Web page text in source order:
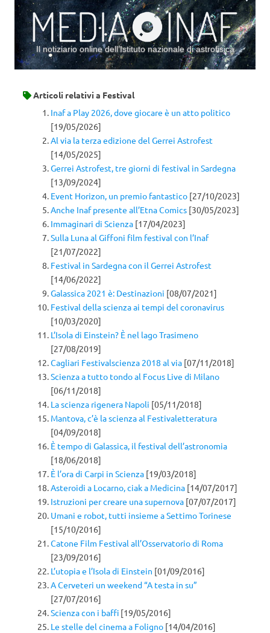
Il notiziario online dell’Istituto nazionale di astrofisica
Articoli relativi a Festival
Inaf a Play 2026, dove giocare è un atto politico
[19/05/2026]
Al via la terza edizione del Gerrei Astrofest
[14/05/2025]
Gerrei Astrofest, tre giorni di festival in Sardegna
[13/09/2024]
Event Horizon, un premio fantastico [27/10/2023]
Anche Inaf presente all’Etna Comics [30/05/2023]
Immaginari di Scienza [17/04/2023]
Sulla Luna al Giffoni film festival con l’Inaf
[21/07/2022]
Festival in Sardegna con il Gerrei Astrofest
[14/06/2022]
Galassica 2021 è: Destinazioni [08/07/2021]
Festival della scienza ai tempi del coronavirus
[10/03/2020]
L’Isola di Einstein? È nel lago Trasimeno
[27/08/2019]
Cagliari Festivalscienza 2018 al via [07/11/2018]
Scienza a tutto tondo al Focus Live di Milano
[06/11/2018]
La scienza rigenera Napoli [05/11/2018]
Mantova, c’è la scienza al Festivaletteratura
[04/09/2018]
È tempo di Galassica, il festival dell’astronomia
[18/06/2018]
È l’ora di Carpi in Scienza [19/03/2018]
Asteroidi a Locarno, ciak a Medicina [14/07/2017]
Istruzioni per creare una supernova [07/07/2017]
Umani e robot, tutti insieme a Settimo Torinese
[15/10/2016]
Catone Film Festival all’Osservatorio di Roma
[23/09/2016]
L’utopia e l’Isola di Einstein [01/09/2016]
A Cerveteri un weekend “A testa in su”
[27/07/2016]
Scienza con i baffi [19/05/2016]
Le stelle del cinema a Foligno [14/04/2016]